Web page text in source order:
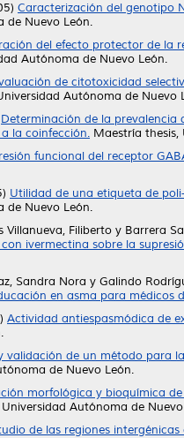
Caracterización del genotipo
de Nuevo León.
del efecto protector de la
Autónoma de Nuevo León.
de citotoxicidad
Autónoma de Nuevo
Determinación de la prevalencia
la coinfección. Maestría thesis,
funcional del receptor
Utilidad de una etiqueta de
de Nuevo León.
Villanueva, Filiberto y Barrera
ivermectina sobre la
Sandra Nora y Galindo
en asma para médicos
Actividad antiespasmódica de
validación de un método para
de Nuevo León.
morfológica y bioquímica
Autónoma de
de las regiones